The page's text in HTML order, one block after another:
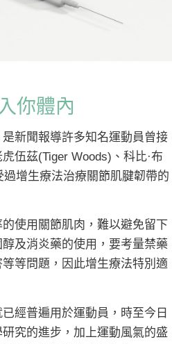
你體內
新聞報導許多知名運動員曾接
伍茲(Tiger Woods)、科比·布
增生療法治療關節肌腱韌帶的
使用關節肌肉，難以避免留下
及消炎藥的使用，要考量禁藥
等問題，因此增生療法特別適
經普遍用於運動員，時至今日
究的進步，加上運動風氣的盛